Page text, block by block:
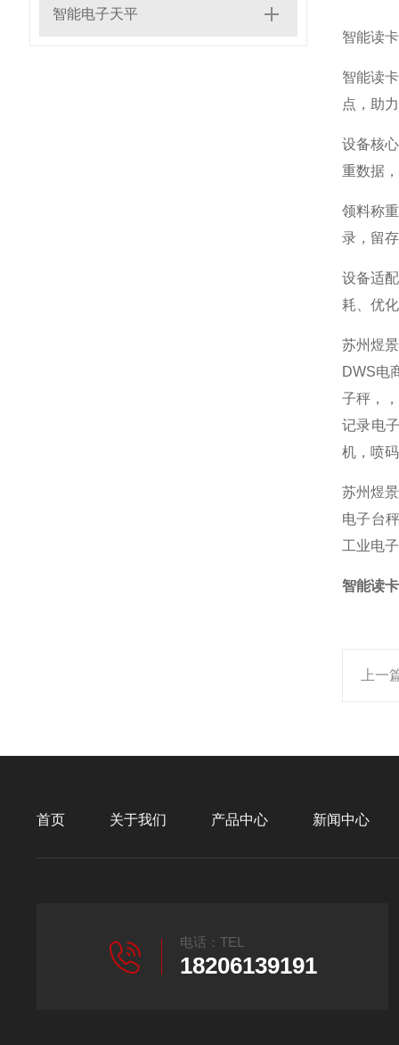
智能电子天平
智能读
智能读
点，助
设备核
重数据
领料称
录，留
设备适
耗、优
苏州煜
DWS电
子秤，
记录电
机，喷
苏州煜
电子台
工业电
智能读
上一
首页 关于我们 产品中心 新闻中心
电话：TEL
18206139191